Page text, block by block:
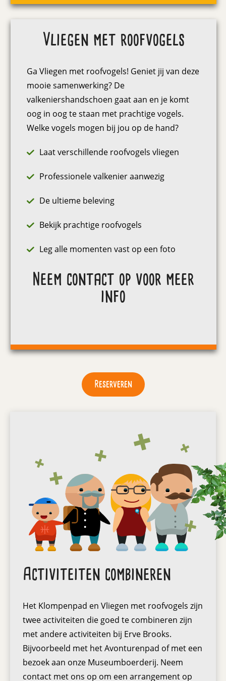
Vliegen met roofvogels
Ga Vliegen met roofvogels! Geniet jij van deze
mooie samenwerking? De
valkeniershandschoen gaat aan en je komt
oog in oog te staan met prachtige vogels.
Welke vogels mogen bij jou op de hand?
Laat verschillende roofvogels vliegen
Professionele valkenier aanwezig
De ultieme beleving
Bekijk prachtige roofvogels
Leg alle momenten vast op een foto
Neem contact op voor meer
info
Reserveren
Activiteiten combineren
Het Klompenpad en Vliegen met roofvogels zijn
twee activiteiten die goed te combineren zijn
met andere activiteiten bij Erve Brooks.
Bijvoorbeeld met het Avonturenpad of met een
bezoek aan onze Museumboerderij. Neem
contact met ons op om een arrangement op